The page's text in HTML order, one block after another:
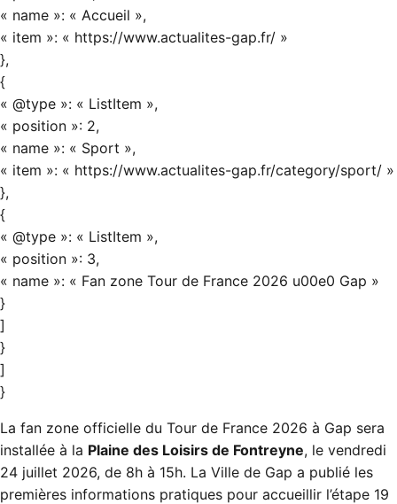
« name »: « Accueil »,
« item »: « https://www.actualites-gap.fr/ »
},
{
« @type »: « ListItem »,
« position »: 2,
« name »: « Sport »,
« item »: « https://www.actualites-gap.fr/category/sport/ »
},
{
« @type »: « ListItem »,
« position »: 3,
« name »: « Fan zone Tour de France 2026 u00e0 Gap »
}
]
}
]
}
La fan zone officielle du Tour de France 2026 à Gap sera
installée à la Plaine des Loisirs de Fontreyne, le vendredi
24 juillet 2026, de 8h à 15h. La Ville de Gap a publié les
premières informations pratiques pour accueillir l’étape 19